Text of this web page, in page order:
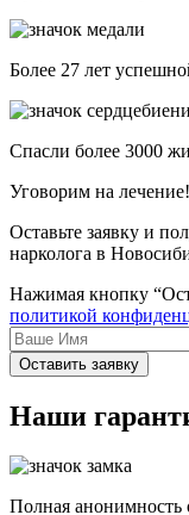
Более 27 лет
Спасли более 3000
Уговорим на лечение!
Оставьте заявку и
нарколога в
Нажимая кнопку
политикой
Оставить заявку
Наши
Полная анонимность